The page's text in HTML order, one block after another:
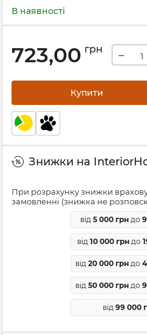
В наявності
723,00 грн −
Купити
Знижки на
При розрахунку знижки
замовленні (знижка не
від 5 000 грн до
від 10 000 грндо
від 20 000 грн до
від 50 000 грн до
від 99 000